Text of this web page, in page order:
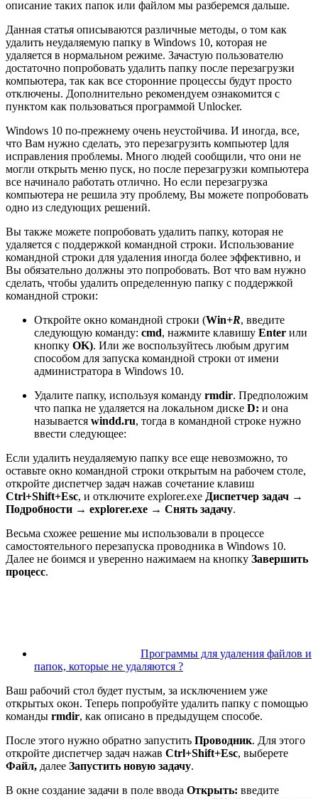
описание таких папок или файлом мы разберемся дальше.
Данная статья описываются различные методы, о том как
удалить неудаляемую папку в Windows 10, которая не
удаляется в нормальном режиме. Зачастую пользователю
достаточно попробовать удалить папку после перезагрузки
компьютера, так как все сторонние процессы будут просто
отключены. Дополнительно рекомендуем ознакомится с
пунктом как пользоваться программой Unlocker.
Windows 10 по-прежнему очень неустойчива. И иногда, все,
что Вам нужно сделать, это перезагрузить компьютер lдля
исправления проблемы. Много людей сообщили, что они не
могли открыть меню пуск, но после перезагрузки компьютера
все начинало работать отлично. Но если перезагрузка
компьютера не решила эту проблему, Вы можете попробовать
одно из следующих решений.
Вы также можете попробовать удалить папку, которая не
удаляется с поддержкой командной строки. Использование
командной строки для удаления иногда более эффективно, и
Вы обязательно должны это попробовать. Вот что вам нужно
сделать, чтобы удалить определенную папку с поддержкой
командной строки:
Откройте окно командной строки (Win+R, введите
следующую команду: cmd, нажмите клавишу Enter или
кнопку OK). Или же воспользуйтесь любым другим
способом для запуска командной строки от имени
администратора в Windows 10.
Удалите папку, используя команду rmdir. Предположим
что папка не удаляется на локальном диске D: и она
называется windd.ru, тогда в командной строке нужно
ввести следующее:
Если удалить неудаляемую папку все еще невозможно, то
оставьте окно командной строки открытым на рабочем столе,
откройте диспетчер задач нажав сочетание клавиш
Ctrl+Shift+Esc, и отключите explorer.exe Диспетчер задач →
Подробности → explorer.exe → Снять задачу.
Весьма схожее решение мы использовали в процессе
самостоятельного перезапуска проводника в Windows 10.
Далее не боимся и уверенно нажимаем на кнопку Завершить
процесс.
Программы для удаления файлов и
папок, которые не удаляются ?
Ваш рабочий стол будет пустым, за исключением уже
открытых окон. Теперь попробуйте удалить папку с помощью
команды rmdir, как описано в предыдущем способе.
После этого нужно обратно запустить Проводник. Для этого
откройте диспетчер задач нажав Ctrl+Shift+Esc, выберете
Файл, далее Запустить новую задачу.
В окне создание задачи в поле ввода Открыть: введите